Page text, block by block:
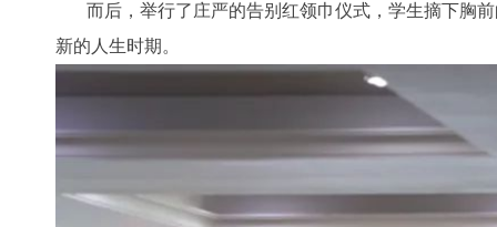
而后，举行了庄严的告别红领巾仪式，学生摘下胸前
新的人生时期。